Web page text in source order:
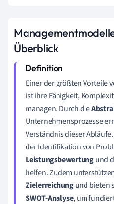
Überblick
Einer der größten Vorteile
ist ihre Fähigkeit,
managen. Durch die
Unternehmensprozesse
Verständnis dieser
der Identifikation von
Leistungsbewertungund
helfen. Zudem unterstützen
Zielerreichungund bieten
SWOT-Analyse, um